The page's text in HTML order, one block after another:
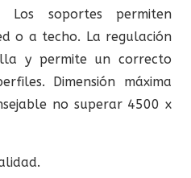
Los soportes permiten
o a techo. La regulación
y permite un correcto
Dimensión máxima
no superar 4500 x